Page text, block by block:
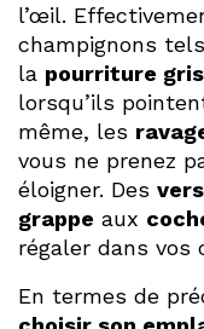
l’œil.
champignons
la pourriture
lorsqu’ils
même, les
vous ne prenez
éloigner. Des
grappe aux
régaler dans vos
En termes de